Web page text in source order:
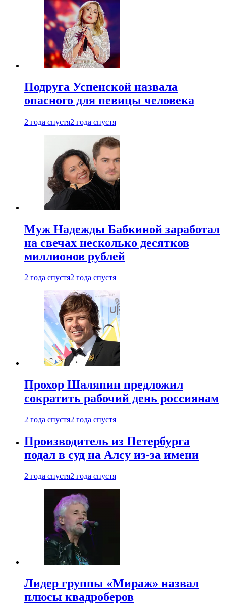
Подруга Успенской назвала
опасного для певицы человека
2 года спустя2 года спустя
Муж Надежды Бабкиной заработал
на свечах несколько десятков
миллионов рублей
2 года спустя2 года спустя
Прохор Шаляпин предложил
сократить рабочий день россиянам
2 года спустя2 года спустя
Производитель из Петербурга
подал в суд на Алсу из-за имени
2 года спустя2 года спустя
Лидер группы «Мираж» назвал
плюсы квадроберов